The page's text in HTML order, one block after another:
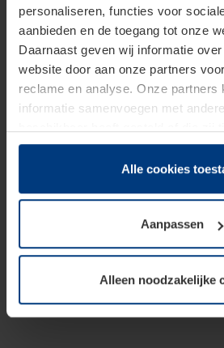
personaliseren, functies voor
aanbieden en de toegang tot onze
Daarnaast geven wij informatie
website door aan onze partners
reclame en analyse. Onze partners
informatie samenvoegen met
hun diensten hebben verzameld.
Juridisch hebben wij het recht om
van deze pagina's absoluut vereist
soorten cookies is uw toestemming
toestemming kunt u op elk moment
wijzigen of herroepen.
Alle cookies
Aanpassen
Alleen noodzakelijke